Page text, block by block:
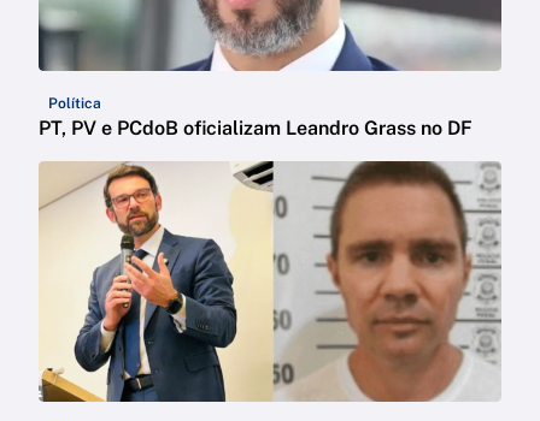
Política
PT, PV e PCdoB oficializam Leandro Grass no DF